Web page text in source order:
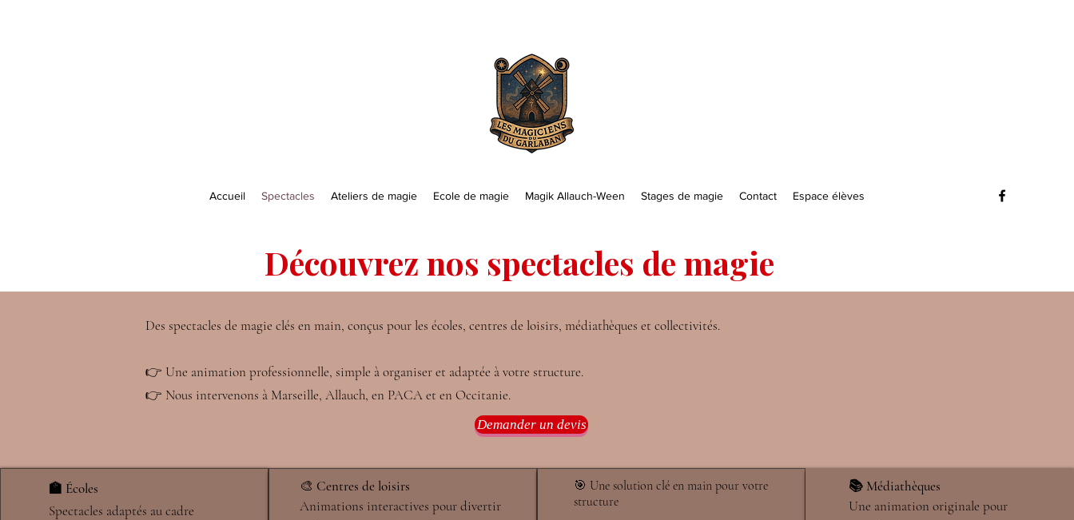
Accueil Spectacles Ateliers de magie Ecole de magie Magik Allauch-Ween Stages de magie Contact Espace élèves
Découvrez nos spectacles de magie
Demander un devis
Des spectacles de magie clés en main, conçus pour les écoles, centres de loisirs, médiathèques et collectivités.
👉 Une animation professionnelle, simple à organiser et adaptée à votre structure.
👉 Nous intervenons à Marseille, Allauch, en PACA et en Occitanie.
🏫 Écoles
Spectacles adaptés au cadre
🎨 Centres de loisirs
Animations interactives pour divertir
🎯 Une solution clé en main pour votre
structure
📚 Médiathèques
Une animation originale pour